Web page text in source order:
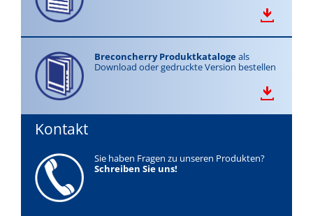
Breconcherry Produktkatalogeals
Download oder gedruckte Version bestellen
Kontakt
Sie haben Fragen zu unseren Produkten?
Schreiben Sie uns!